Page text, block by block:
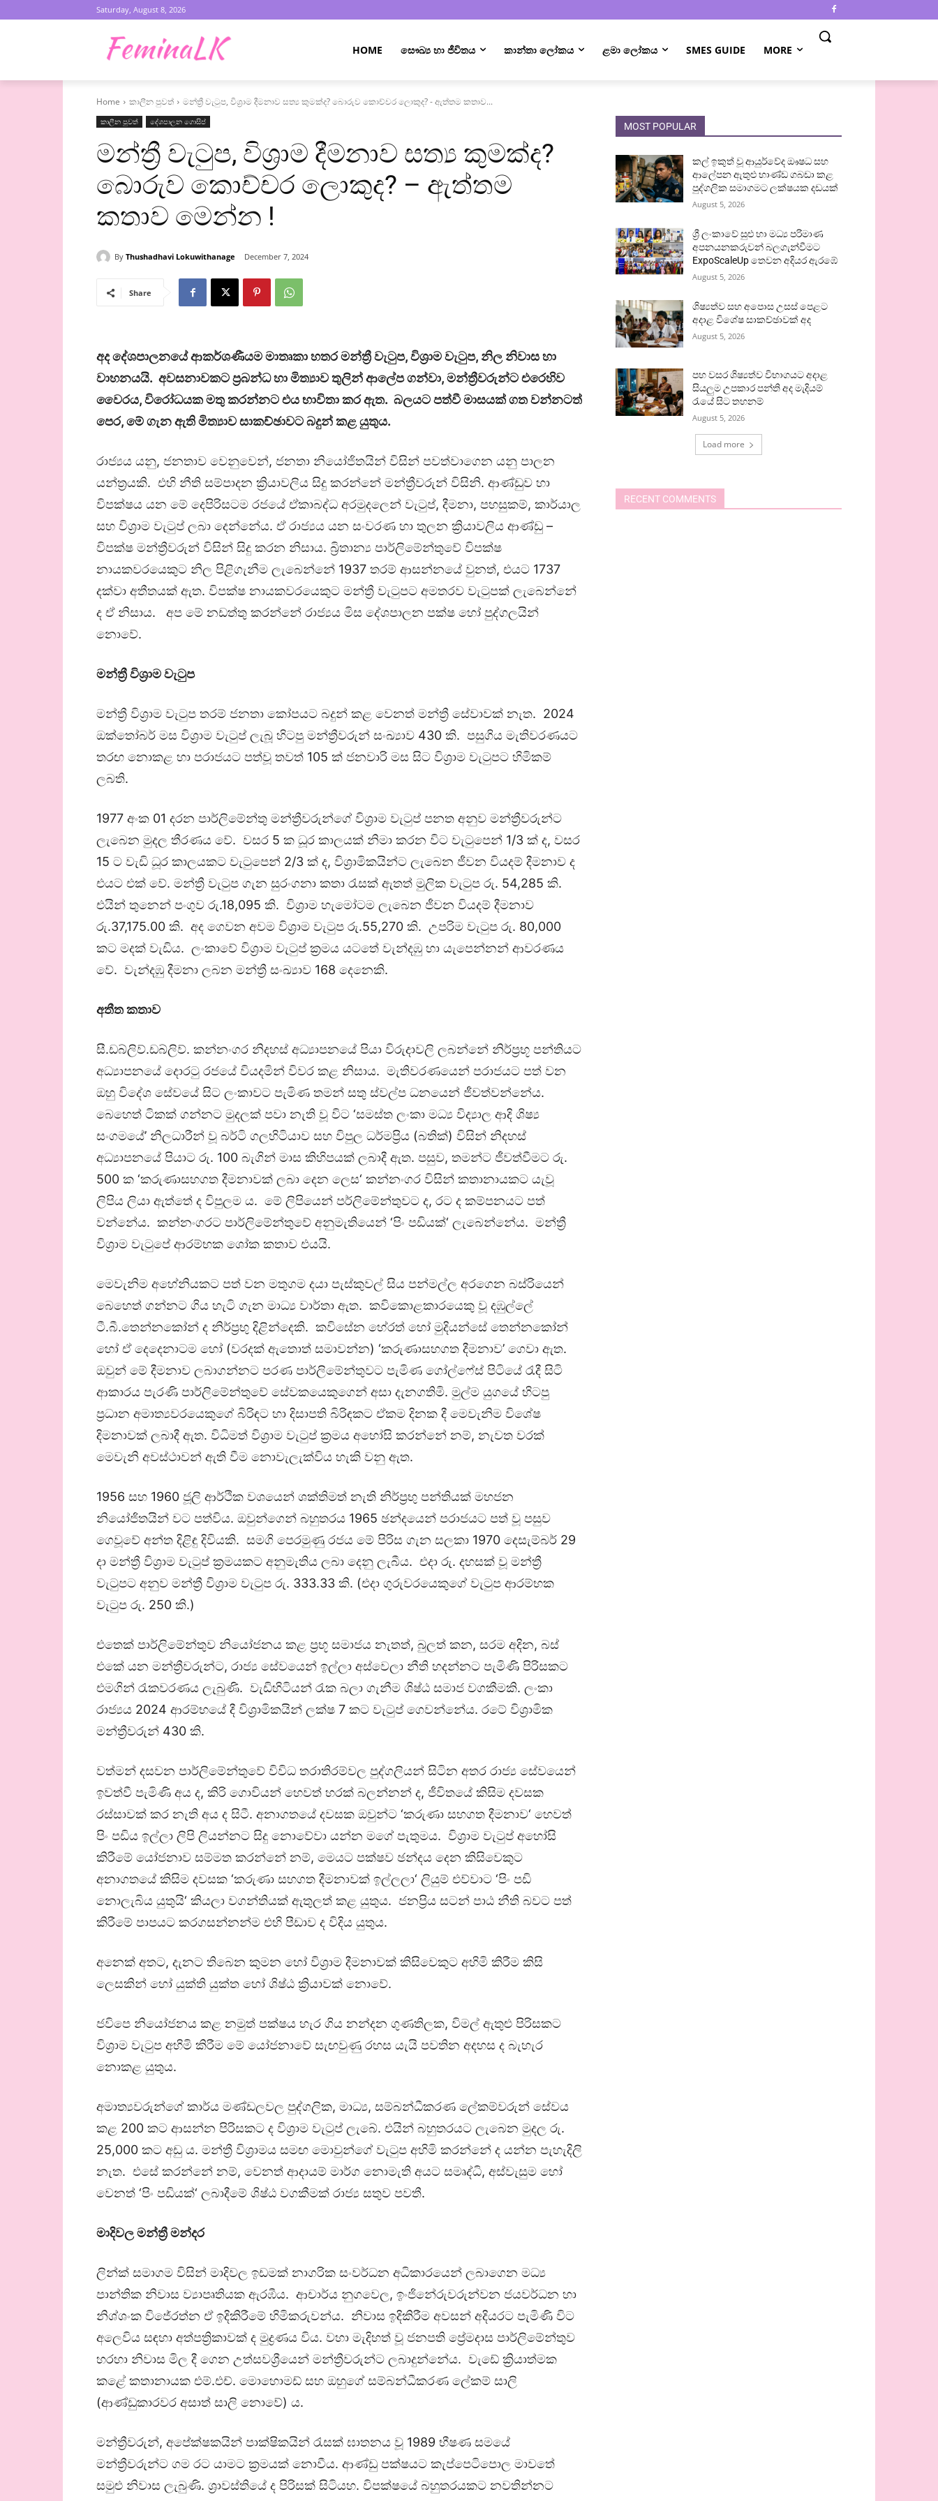
Saturday, August 8, 2026
HOME සෞඛ්‍ය හා ජීවිතය කාන්තා ලෝකය ළමා ලෝකය SMES GUIDE MORE
Home කාලීන පුවත් මන්ත්‍රී වැටුප, විශ්‍රාම දීමනාව සත්‍ය කුමක්ද? බොරුව කොච්චර ලොකුද? - ඇත්තම කතාව...
කාලීන පුවත් දේශපාලන ගොසිප්
මන්ත්‍රී වැටුප, විශ්‍රාම දීමනාව සත්‍ය කුමක්ද?
බොරුව කොච්චර ලොකුද? – ඇත්තම
කතාව මෙන්න !
By Thushadhavi Lokuwithanage December 7, 2024
Share
අද දේශපාලනයේ ආකර්ශණීයම මාතෘකා හතර මන්ත්‍රී වැටුප,විශ්‍රාම වැටුප,නිල නිවාස හා
වාහනයයි. අවසනාවකට ප්‍රබන්ධ හා මිත්‍යාව තුලින් ආලේප ගන්වා,මන්ත්‍රීවරුන්ට එරෙහිව
වෛරය,විරෝධයක මතු කරන්නට එය භාවිතා කර ඇත. බලයට පත්වී මාසයක් ගත වන්නටත්
පෙර,මේ ගැන ඇති මිත්‍යාව සාකච්ඡාවට බදුන් කළ යුතුය.
රාජ්‍යය යනු, ජනතාව වෙනුවෙන්, ජනතා නියෝජිතයින් විසින් පවත්වාගෙන යනු පාලන
යන්ත්‍රයකි. එහි නීති සම්පාදන ක්‍රියාවලිය සිදු කරන්නේ මන්ත්‍රීවරුන් විසිනි. ආණ්ඩුව හා
විපක්ෂය යන මේ දෙපිරිසටම රජයේ ඒකාබද්ධ අරමුදලෙන් වැටුප්, දීමනා, පහසුකම්, කාර්යාල
සහ විශ්‍රාම වැටුප් ලබා දෙන්නේය. ඒ රාජ්‍යය යන සංවරණ හා තුලන ක්‍රියාවලිය ආණ්ඩු –
විපක්ෂ මන්ත්‍රීවරුන් විසින් සිදු කරන නිසාය. බ්‍රිතාන්‍ය පාර්ලිමේන්තුවේ විපක්ෂ
නායකවරයෙකුට නිල පිළිගැනීම ලැබෙන්නේ 1937 තරම් ආසන්නයේ වුනත්, එයට 1737
දක්වා අතීතයක් ඇත. විපක්ෂ නායකවරයෙකුට මන්ත්‍රී වැටුපට අමතරව වැටුපක් ලැබෙන්නේ
ද ඒ නිසාය. අප මේ නඩත්තු කරන්නේ රාජ්‍යය මිස දේශපාලන පක්ෂ හෝ පුද්ගලයින්
නොවේ.
මන්ත්‍රී විශ්‍රාම වැටුප
මන්ත්‍රී විශ්‍රාම වැටුප තරම් ජනතා කෝපයට බදුන් කළ වෙනත් මන්ත්‍රී සේවාවක් නැත. 2024
ඔක්තෝබර් මස විශ්‍රාම වැටුප් ලැබූ හිටපු මන්ත්‍රීවරුන් සංඛ්‍යාව 430 කි. පසුගිය මැතිවරණයට
තරඟ නොකළ හා පරාජයට පත්වූ තවත් 105 ක් ජනවාරි මස සිට විශ්‍රාම වැටුපට හිමිකම්
ලබති.
1977 අංක 01 දරන පාර්ලිමේන්තු මන්ත්‍රීවරුන්ගේ විශ්‍රාම වැටුප් පනත අනුව මන්ත්‍රීවරුන්ට
ලැබෙන මුදල තීරණය වේ. වසර 5 ක ධූර කාලයක් නිමා කරන විට වැටුපෙන් 1/3 ක් ද, වසර
15 ට වැඩි ධූර කාලයකට වැටුපෙන් 2/3 ක් ද, විශ්‍රාමිකයින්ට ලැබෙන ජීවන වියදම් දීමනාව ද
එයට එක් වේ. මන්ත්‍රී වැටුප ගැන සුරංගනා කතා රැසක් ඇතත් මුලික වැටුප රු. 54,285 කි.
එයින් තුනෙන් පංගුව රු.18,095 කි. විශ්‍රාම හැමෝටම ලැබෙන ජීවන වියදම් දීමනාව
රු.37,175.00 කි. අද ගෙවන අවම විශ්‍රාම වැටුප රු.55,270 කි. උපරිම වැටුප රු. 80,000
කට මදක් වැඩිය. ලංකාවේ විශ්‍රාම වැටුප් ක්‍රමය යටතේ වැන්දඹු හා යැපෙන්නන් ආවරණය
වේ. වැන්දඹු දීමනා ලබන මන්ත්‍රී සංඛ්‍යාව 168 දෙනෙකි.
අතීත කතාව
සී.ඩබ්ලිව්.ඩබ්ලිව්. කන්නංගර නිදහස් අධ්‍යාපනයේ පියා විරුදාවලි ලබන්නේ නිර්ප්‍රභූ පන්තියට
අධ්‍යාපනයේ දොරටු රජයේ වියදමින් විවර කළ නිසාය. මැතිවරණයෙන් පරාජයට පත් වන
ඔහු විදේශ සේවයේ සිට ලංකාවට පැමිණ තමන් සතු ස්වල්ප ධනයෙන් ජීවත්වන්නේය.
බෙහෙත් ටිකක් ගන්නට මුදලක් පවා නැති වූ විට ‘සමස්ත ලංකා මධ්‍ය විද්‍යාල ආදි ශිෂ්‍ය
සංගමයේ’ නිලධාරීන් වූ බර්ටි ගලහිටියාව සහ විපුල ධර්මප්‍රිය (බතික්) විසින් නිදහස්
අධ්‍යාපනයේ පියාට රු. 100 බැගින් මාස කිහිපයක් ලබාදී ඇත. පසුව, තමන්ට ජීවත්වීමට රු.
500 ක ‘කරුණාසහගත දීමනාවක් ලබා දෙන ලෙස‘ කන්නංගර විසින් කතානායකට යැවූ
ලිපිය ලියා ඇත්තේ ද විපුලම ය. මේ ලිපියෙන් පර්ලිමේන්තුවට ද, රට ද කම්පනයට පත්
වන්නේය. කන්නංගරට පාර්ලිමේන්තුවේ අනුමැතියෙන් ‘පිං පඩියක්‘ ලැබෙන්නේය. මන්ත්‍රී
විශ්‍රාම වැටුපේ ආරම්භක ශෝක කතාව එයයි.
මෙවැනිම අහේනියකට පත් වන මතුගම දයා පැස්කුවල් සිය පන්මල්ල අරගෙන බස්රියෙන්
බෙහෙත් ගන්නට ගිය හැටි ගැන මාධ්‍ය වාර්තා ඇත. කවිකොළකාරයෙකු වූ දඹුල්ලේ
ටී.බී.තෙන්නකෝන් ද නිර්ප්‍රභු දිළින්දෙකි. කවිසේන හේරත් හෝ මුදියන්සේ තෙන්නකෝන්
හෝ ඒ දෙදෙනාටම හෝ (වරදක් ඇතොත් සමාවන්න) ‘කරුණාසහගත දීමනාව’ ගෙවා ඇත.
ඔවුන් මේ දීමනාව ලබාගන්නට පරණ පාර්ලිමේන්තුවට පැමිණ ගෝල්ෆේස් පිටියේ රැදී සිටි
ආකාරය පැරණි පාර්ලිමේන්තුවේ සේවකයෙකුගෙන් අසා දැනගතිමි. මුල්ම යුගයේ හිටපු
ප්‍රධාන අමාත්‍යවරයෙකුගේ බිරිඳට හා දිසාපති බිරිඳකට ඒකම දිනක දී මෙවැනිම විශේෂ
දිමනාවක් ලබාදී ඇත. විධිමත් විශ්‍රාම වැටුප් ක්‍රමය අහෝසි කරන්නේ නම්, නැවත වරක්
මෙවැනි අවස්ථාවන් ඇති වීම නොවැලැක්විය හැකි වනු ඇත.
1956 සහ 1960 ජූලි ආර්ථික වශයෙන් ශක්තිමත් නැති නිර්ප්‍රභු පන්තියක් මහජන
නියෝජිතයින් වට පත්විය. ඔවුන්ගෙන් බහුතරය 1965 ඡන්දයෙන් පරාජයට පත් වූ පසුව
ගෙවූවේ අන්ත දිළිඳු දිවියකි. සමගි පෙරමුණු රජය මේ පිරිස ගැන සලකා 1970 දෙසැම්බර් 29
දා මන්ත්‍රී විශ්‍රාම වැටුප් ක්‍රමයකට අනුමැතිය ලබා දෙනු ලැබීය. එදා රු. දහසක් වූ මන්ත්‍රී
වැටුපට අනුව මන්ත්‍රී විශ්‍රාම වැටුප රු. 333.33 කි. (එදා ගුරුවරයෙකුගේ වැටුප ආරම්භක
වැටුප රු. 250 කි.)
එතෙක් පාර්ලිමේන්තුව නියෝජනය කළ ප්‍රභූ සමාජය නැතත්, බුලත් කන, සරම අදින, බස්
එකේ යන මන්ත්‍රීවරුන්ට, රාජ්‍ය සේවයෙන් ඉල්ලා අස්වෙලා නීති හදන්නට පැමිණි පිරිසකට
එමගින් රැකවරණය ලැබුණි. වැඩිහිටියන් රැක බලා ගැනීම ශිෂ්ඨ සමාජ වගකීමකි. ලංකා
රාජ්‍යය 2024 ආරම්භයේ දී විශ්‍රාමිකයින් ලක්ෂ 7 කට වැටුප් ගෙවන්නේය. රටේ විශ්‍රාමික
මන්ත්‍රීවරුන් 430 කි.
වත්මන් දසවන පාර්ලිමේන්තුවේ විවිධ තරාතිරම්වල පුද්ගලියන් සිටින අතර රාජ්‍ය සේවයෙන්
ඉවත්වී පැමිණි අය ද, කිරි ගොවියන් හෙවත් හරක් බලන්නන් ද, ජීවිතයේ කිසිම දවසක
රස්සාවක් කර නැති අය ද සිටී. අනාගතයේ දවසක ඔවුන්ට ‘කරුණා සහගත දීමනාව‘ හෙවත්
පිං පඩිය ඉල්ලා ලිපි ලියන්නට සිදු නොවේවා යන්න මගේ පැතුමය. විශ්‍රාම වැටුප් අහෝසි
කිරීමේ යෝජනාව සම්මත කරන්නේ නම්, මෙයට පක්ෂව ඡන්දය දෙන කිසිවෙකුට
අනාගතයේ කිසිම දවසක ‘කරුණා සහගත දීමනාවක් ඉල්ලලා‘ ලියුම් එව්වාට ‘පිං පඩි
නොලැබිය යුතුයි‘ කියලා වගන්තියක් ඇතුලත් කළ යුතුය. ජනප්‍රිය සටන් පාඨ නීති බවට පත්
කිරීමේ පාපයට කරගසන්නන්ම එහි පීඩාව ද විදිය යුතුය.
අනෙක් අතට, දැනට තිබෙන කුමන හෝ විශ්‍රාම දීමනාවක් කිසිවෙකුට අහිමි කිරීම කිසි
ලෙසකින් හෝ යුක්ති යුක්ත හෝ ශිෂ්ඨ ක්‍රියාවක් නොවේ.
ජවිපෙ නියෝජනය කළ නමුත් පක්ෂය හැර ගිය නන්දන ගුණතිලක, විමල් ඇතුළු පිරිසකට
විශ්‍රාම වැටුප අහිමි කිරීම මේ යෝජනාවේ සැඟවුණු රහස යැයි පවතින අදහස ද බැහැර
නොකළ යුතුය.
අමාත්‍යවරුන්ගේ කාර්ය මණ්ඩලවල පුද්ගලික, මාධ්‍ය, සම්බන්ධීකරණ ලේකම්වරුන් සේවය
කළ 200 කට ආසන්න පිරිසකට ද විශ්‍රාම වැටුප් ලැබේ. එයින් බහුතරයට ලැබෙන මුදල රු.
25,000 කට අඩු ය. මන්ත්‍රී විශ්‍රාමය සමඟ මොවුන්ගේ වැටුප අහිමි කරන්නේ ද යන්න පැහැදිලි
නැත. එසේ කරන්නේ නම්, වෙනත් ආදායම් මාර්ග නොමැති අයට සමෘද්ධි, අස්වැසුම හෝ
වෙනත් ‘පිං පඩියක්‘ ලබාදීමේ ශිෂ්ඨ වගකීමක් රාජ්‍ය සතුව පවතී.
මාදිවල මන්ත්‍රී මන්දර
ලින්ක් සමාගම විසින් මාදිවල ඉඩමක් නාගරික සංවර්ධන අධිකාරයෙන් ලබාගෙන මධ්‍ය
පාන්තික නිවාස ව්‍යාපෘතියක ඇරඹීය. ආචාර්ය නුගවෙල, ඉංජිනේරුවරුන්වන ජයවර්ධන හා
නිශ්ශංක විජේරත්න ඒ ඉදිකිරීමේ හිමිකරුවන්ය. නිවාස ඉදිකිරීම අවසන් අදියරට පැමිණි විට
අලෙවිය සඳහා අත්පත්‍රිකාවක් ද මුද්‍රණය විය. වහා මැදිහත් වූ ජනපති ප්‍රේමදාස පාර්ලිමේන්තුව
හරහා නිවාස මිල දී ගෙන උත්සවශ්‍රීයෙන් මන්ත්‍රීවරුන්ට ලබාදුන්නේය. වැඩේ ක්‍රියාත්මක
කළේ කතානායක එම්.එච්. මොහොමඩ් සහ ඔහුගේ සම්බන්ධීකරණ ලේකම් සාලි
(ආණ්ඩුකාරවර අසාත් සාලි නොවේ) ය.
මන්ත්‍රීවරුන්, අපේක්ෂකයින් පාක්ෂිකයින් රැසක් ඝාතනය වූ 1989 භීෂණ සමයේ
මන්ත්‍රීවරුන්ට ගම රට යාමට ක්‍රමයක් නොවීය. ආණ්ඩු පක්ෂයට කැප්පෙටිපොල මාවතේ
සමුළු නිවාස ලැබුණි. ශ්‍රාවස්තියේ ද පිරිසක් සිටියහ. විපක්ෂයේ බහුතරයකට නවතින්නට
MOST POPULAR
කල් ඉකුත් වූ ආයුර්වේද ඖෂධ සහ
ආලේපන ඇතුළු භාණ්ඩ ගබඩා කළ
පුද්ගලික සමාගමට ලක්ෂයක දඩයක්
August 5, 2026
ශ්‍රී ලංකාවේ සුළු හා මධ්‍ය පරිමාණ
අපනයනකරුවන් බලගැන්වීමට
ExpoScaleUp තෙවන අදියර ඇරඹේ
August 5, 2026
ශිෂ්‍යත්ව සහ අපොස උසස් පෙළට
අදාළ විශේෂ සාකච්ඡාවක් අද
August 5, 2026
පහ වසර ශිෂ්‍යත්ව විභාගයට අදාළ
සියලුම උපකාර පන්ති අද මැදියම්
රැයේ සිට තහනම්
August 5, 2026
Load more
RECENT COMMENTS